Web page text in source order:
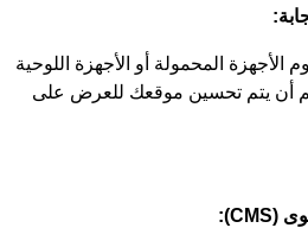
المحمولة أو الأجهزة اللوحية
أن يتم تحسين موقعك للعرض على